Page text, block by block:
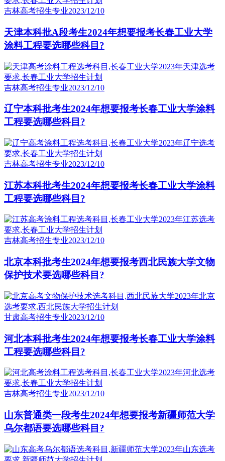
吉林高考招生专业2023/12/10
天津本科批A段考生2024年想要报考长春工业大学
涂料工程要选哪些科目?
吉林高考招生专业2023/12/10
辽宁本科批考生2024年想要报考长春工业大学涂料
工程要选哪些科目?
吉林高考招生专业2023/12/10
江苏本科批考生2024年想要报考长春工业大学涂料
工程要选哪些科目?
吉林高考招生专业2023/12/10
北京本科批考生2024年想要报考西北民族大学文物
保护技术要选哪些科目?
甘肃高考招生专业2023/12/10
河北本科批考生2024年想要报考长春工业大学涂料
工程要选哪些科目?
吉林高考招生专业2023/12/10
山东普通类一段考生2024年想要报考新疆师范大学
乌尔都语要选哪些科目?